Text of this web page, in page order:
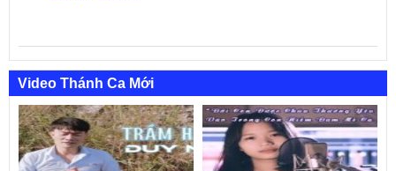
Video Thánh Ca Mới